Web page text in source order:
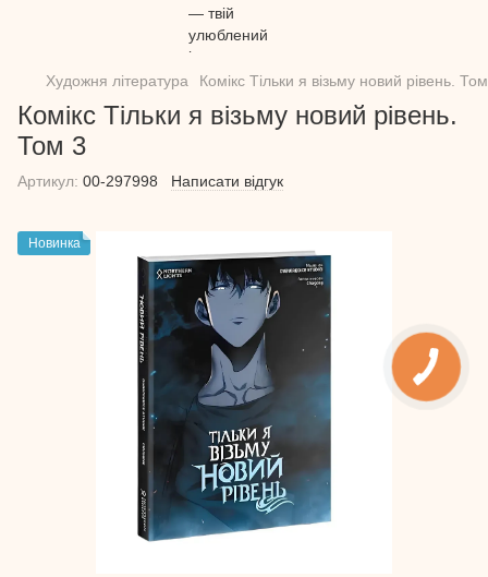
Художня література Комікс Тільки я візьму новий рівень.
Комікс Тільки я візьму новий рівень.
Том 3
Артикул: 00-297998 Написати відгук
Новинка